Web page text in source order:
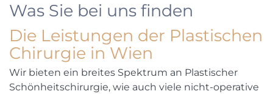
Was Sie bei uns finden
Die Leistungen der Plastischen
Chirurgie in Wien
Wir bieten ein breites Spektrum an Plastischer
Schönheitschirurgie, wie auch viele nicht-operative